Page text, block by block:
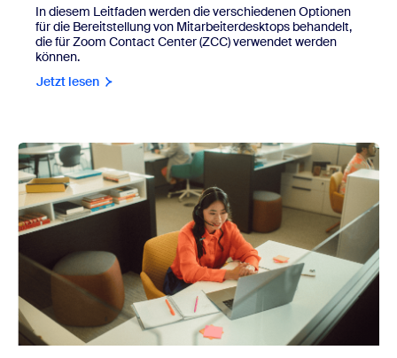
In diesem Leitfaden werden die verschiedenen Optionen
für die Bereitstellung von Mitarbeiterdesktops behandelt,
die für Zoom Contact Center (ZCC) verwendet werden
können.
Jetzt lesen